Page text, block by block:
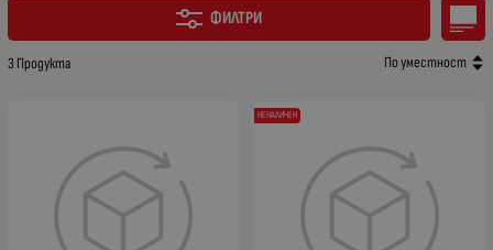
ФИЛТРИ
3 Продукта По уместност
НЕНАЛИЧЕН